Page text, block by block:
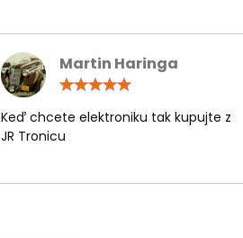
Martin Haringa
/
5
Keď chcete elektroniku tak kupujte z
JR Tronicu